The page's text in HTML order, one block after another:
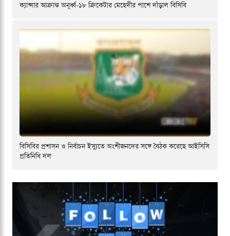
ক্যান্সার আক্রান্ত অনূর্ধ্ব-১৮ ক্রিকেটার মেহেদীর পাশে দাঁড়াল বিসিবি
বিসিবির প্রশাসন ও নির্বাচন ইস্যুতে অংশীজনদের সঙ্গে বৈঠক করেছে আইসিসি
প্রতিনিধি দল